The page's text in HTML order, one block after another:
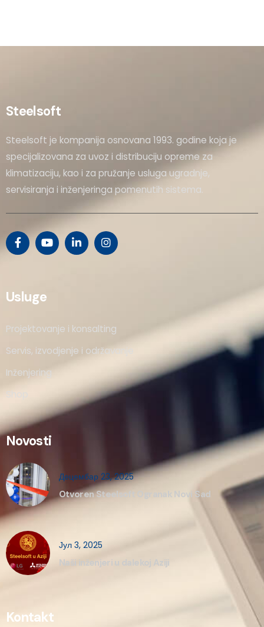
Steelsoft
Steelsoft je kompanija osnovana 1993. godine koja je
specijalizovana za uvoz i distribuciju opreme za
klimatizaciju, kao i za pružanje usluga ugradnje,
servisiranja i inženjeringa pomenutih sistema.
Usluge
Projektovanje i konsalting
Servis, izvodjenje i održavanje
Inženjering
Shop
Novosti
Децембар 23, 2025
Otvoren Steelsoft Ogranak Novi Sad
Јул 3, 2025
Naši inženjeri u dalekoj Aziji
Kontakt